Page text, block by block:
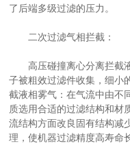
了后端多级过滤的压力。
二次过滤气相拦截：
高压碰撞离心分离拦截
子被粗效过滤件收集，细
截液相雾气：在气流中由不
质选用合适的过滤结构和
流结构方面改良固有结构减
理，使机器过滤精度高寿命